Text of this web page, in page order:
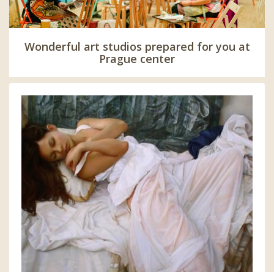
Wonderful art studios prepared for you at
Prague center